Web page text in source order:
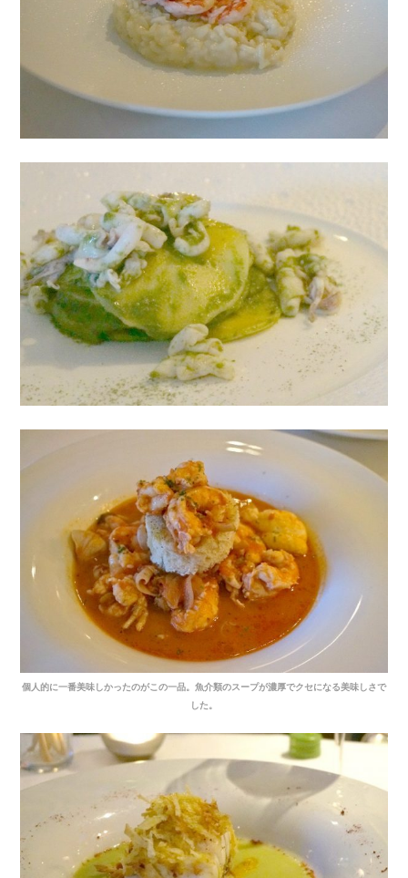
個人的に一番美味しかったのがこの一品。魚介類のスープが濃厚でクセになる美味しさで
した。